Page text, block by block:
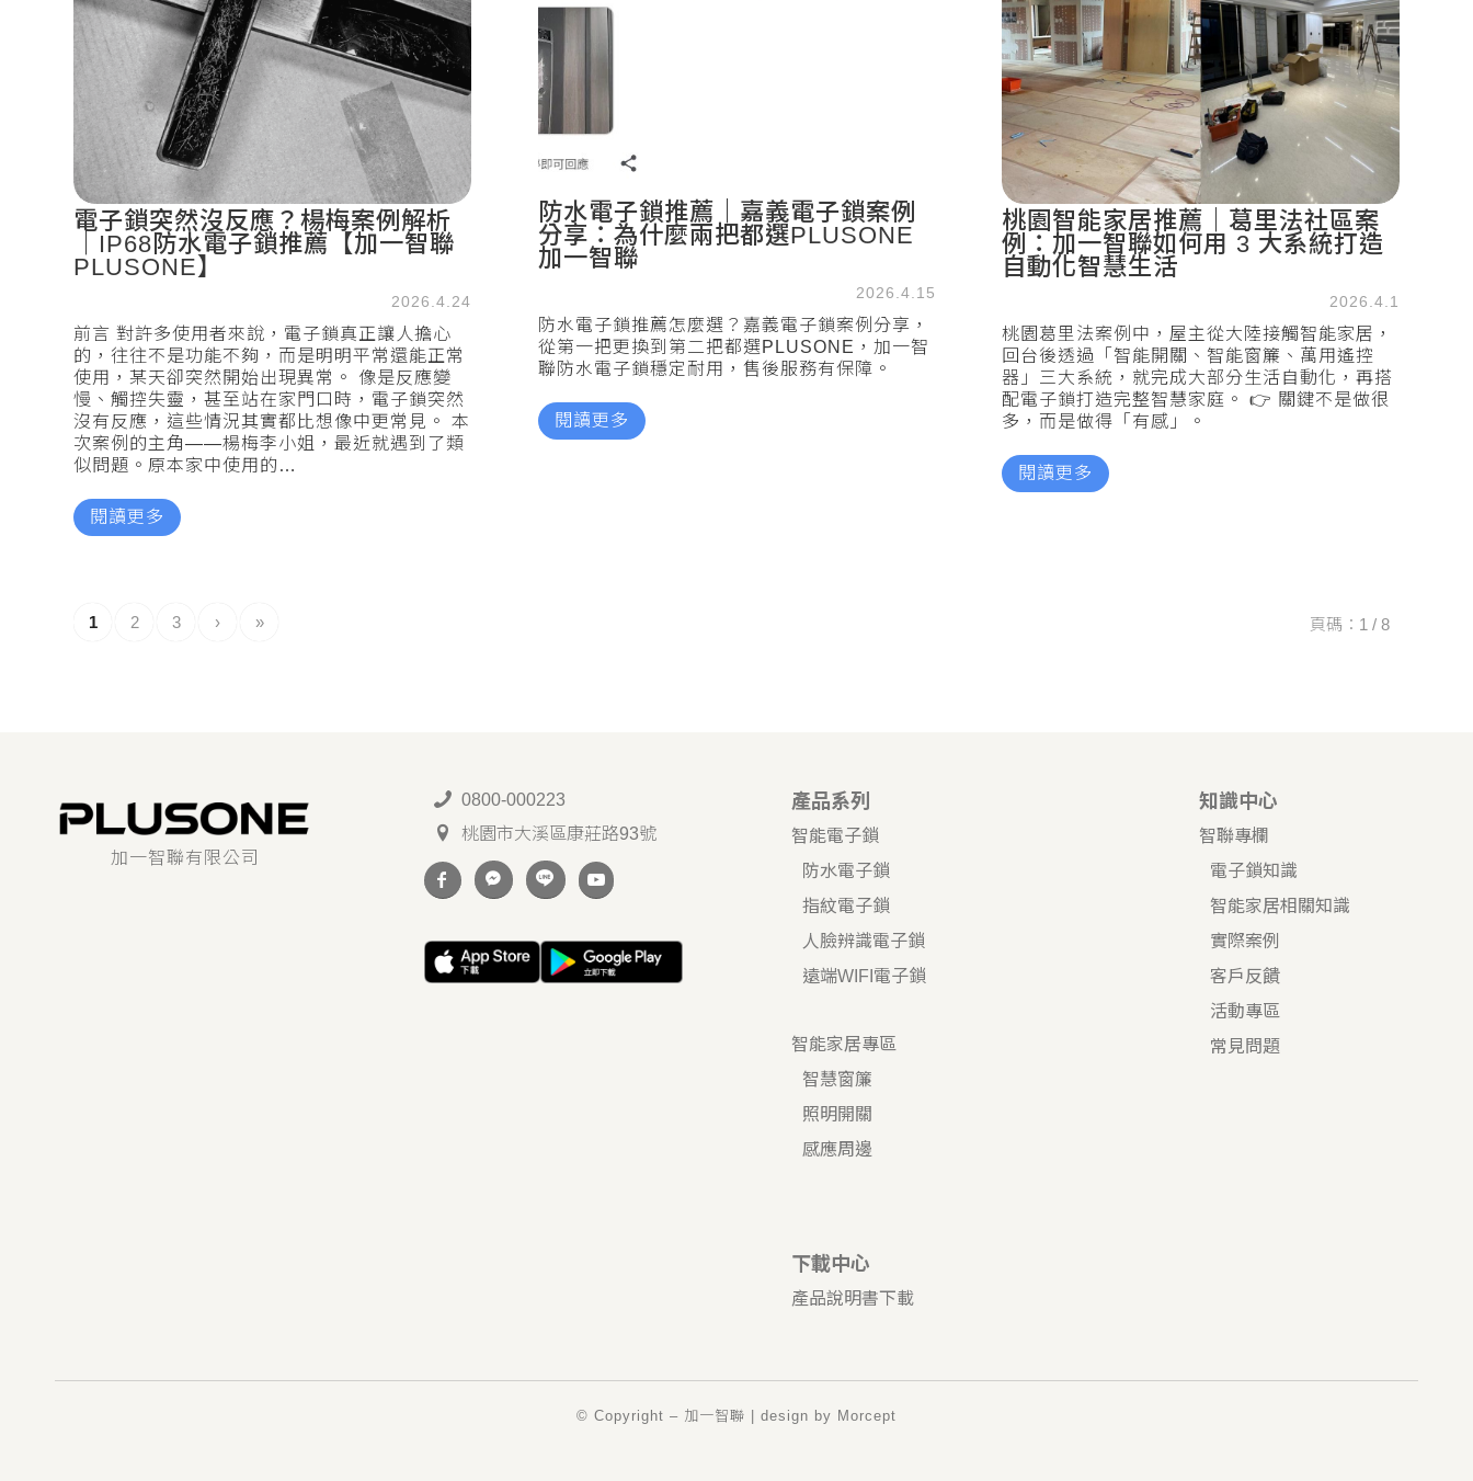
電子鎖突然沒反應？楊梅案例解析
｜IP68防水電子鎖推薦【加一智聯
PLUSONE】
2026.4.24
前言 對許多使用者來說，電子鎖真正讓人擔心
的，往往不是功能不夠，而是明明平常還能正常
使用，某天卻突然開始出現異常。 像是反應變
慢、觸控失靈，甚至站在家門口時，電子鎖突然
沒有反應，這些情況其實都比想像中更常見。 本
次案例的主角——楊梅李小姐，最近就遇到了類
似問題。原本家中使用的…
閱讀更多
防水電子鎖推薦｜嘉義電子鎖案例
分享：為什麼兩把都選PLUSONE
加一智聯
2026.4.15
防水電子鎖推薦怎麼選？嘉義電子鎖案例分享，
從第一把更換到第二把都選PLUSONE，加一智
聯防水電子鎖穩定耐用，售後服務有保障。
閱讀更多
桃園智能家居推薦｜葛里法社區案
例：加一智聯如何用 3 大系統打造
自動化智慧生活
2026.4.1
桃園葛里法案例中，屋主從大陸接觸智能家居，
回台後透過「智能開關、智能窗簾、萬用遙控
器」三大系統，就完成大部分生活自動化，再搭
配電子鎖打造完整智慧家庭。 👉 關鍵不是做很
多，而是做得「有感」。
閱讀更多
頁碼：1 / 8
1 2 3 › »
加一智聯有限公司
0800-000223
桃園市大溪區康莊路93號
產品系列
智能電子鎖
防水電子鎖
指紋電子鎖
人臉辨識電子鎖
遠端WIFI電子鎖
智能家居專區
智慧窗簾
照明開關
感應周邊
知識中心
智聯專欄
電子鎖知識
智能家居相關知識
實際案例
客戶反饋
活動專區
常見問題
下載中心
產品說明書下載
© Copyright – 加一智聯 | design by Morcept